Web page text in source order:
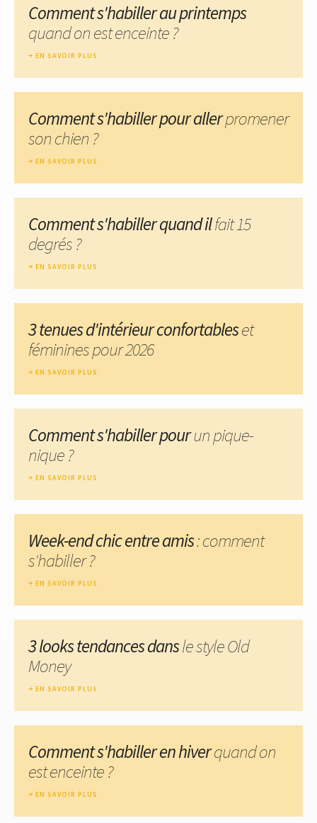
Comment s'habiller au printemps
quand on est enceinte ?
EN SAVOIR PLUS
Comment s'habiller pour allerpromener
son chien ?
EN SAVOIR PLUS
Comment s'habiller quand ilfait 15
degrés ?
EN SAVOIR PLUS
3 tenues d'intérieur confortableset
féminines pour 2026
EN SAVOIR PLUS
Comment s'habiller pourun pique-
nique ?
EN SAVOIR PLUS
Week-end chic entre amis: comment
s'habiller ?
EN SAVOIR PLUS
3 looks tendances dansle style Old
Money
EN SAVOIR PLUS
Comment s'habiller en hiverquand on
est enceinte ?
EN SAVOIR PLUS